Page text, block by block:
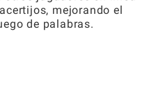
mejorando el
de palabras.